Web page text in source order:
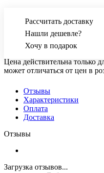
Рассчитать доставку
Нашли дешевле?
Хочу в подарок
Цена действительна только
может отличаться от цен в
Отзывы
Характеристики
Оплата
Доставка
Отзывы
Загрузка отзывов...